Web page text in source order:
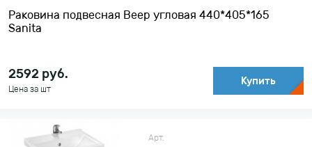
Раковина подвесная Веер угловая 440*405*165
Sanita
2592 руб.
Цена за шт
Купить
Арт.